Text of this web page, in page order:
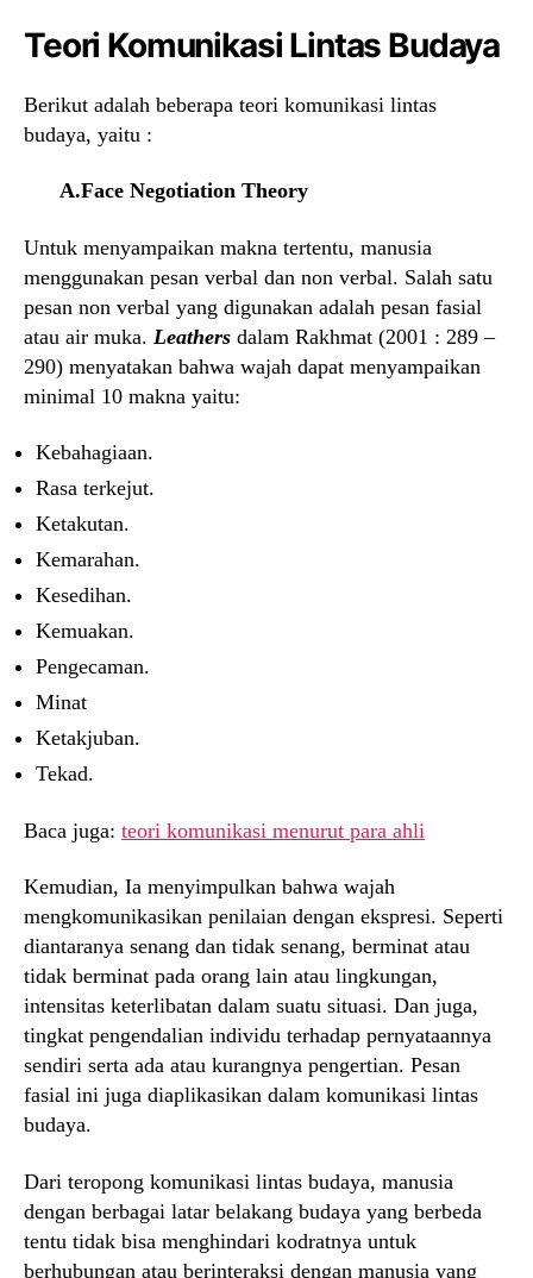
Teori Komunikasi Lintas Budaya
Berikut adalah beberapa teori komunikasi lintas
budaya, yaitu :
A.Face Negotiation Theory
Untuk menyampaikan makna tertentu, manusia
menggunakan pesan verbal dan non verbal. Salah satu
pesan non verbal yang digunakan adalah pesan fasial
atau air muka. Leathers dalam Rakhmat (2001 : 289 –
290) menyatakan bahwa wajah dapat menyampaikan
minimal 10 makna yaitu:
Kebahagiaan.
Rasa terkejut.
Ketakutan.
Kemarahan.
Kesedihan.
Kemuakan.
Pengecaman.
Minat
Ketakjuban.
Tekad.
Baca juga: teori komunikasi menurut para ahli
Kemudian, Ia menyimpulkan bahwa wajah
mengkomunikasikan penilaian dengan ekspresi. Seperti
diantaranya senang dan tidak senang, berminat atau
tidak berminat pada orang lain atau lingkungan,
intensitas keterlibatan dalam suatu situasi. Dan juga,
tingkat pengendalian individu terhadap pernyataannya
sendiri serta ada atau kurangnya pengertian. Pesan
fasial ini juga diaplikasikan dalam komunikasi lintas
budaya.
Dari teropong komunikasi lintas budaya, manusia
dengan berbagai latar belakang budaya yang berbeda
tentu tidak bisa menghindari kodratnya untuk
berhubungan atau berinteraksi dengan manusia yang